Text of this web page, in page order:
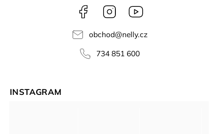
Facebook Instagram
obchod@nelly.cz
734 851 600
INSTAGRAM